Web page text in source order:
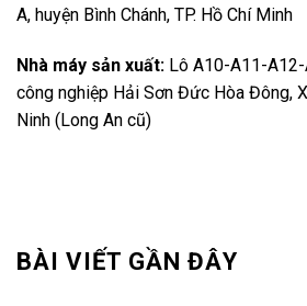
A, huyện Bình Chánh, TP. Hồ Chí Minh
Nhà máy sản xuất: Lô A10-A11-
công nghiệp Hải Sơn Đức Hòa Đông,
Ninh (Long An cũ)
BÀI VIẾT GẦN ĐÂY